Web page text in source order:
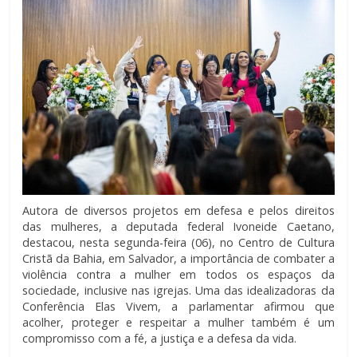
Autora de diversos projetos em defesa e pelos direitos
das mulheres, a deputada federal Ivoneide Caetano,
destacou, nesta segunda-feira (06), no Centro de Cultura
Cristã da Bahia, em Salvador, a importância de combater a
violência contra a mulher em todos os espaços da
sociedade, inclusive nas igrejas. Uma das idealizadoras da
Conferência Elas Vivem, a parlamentar afirmou que
acolher, proteger e respeitar a mulher também é um
compromisso com a fé, a justiça e a defesa da vida.